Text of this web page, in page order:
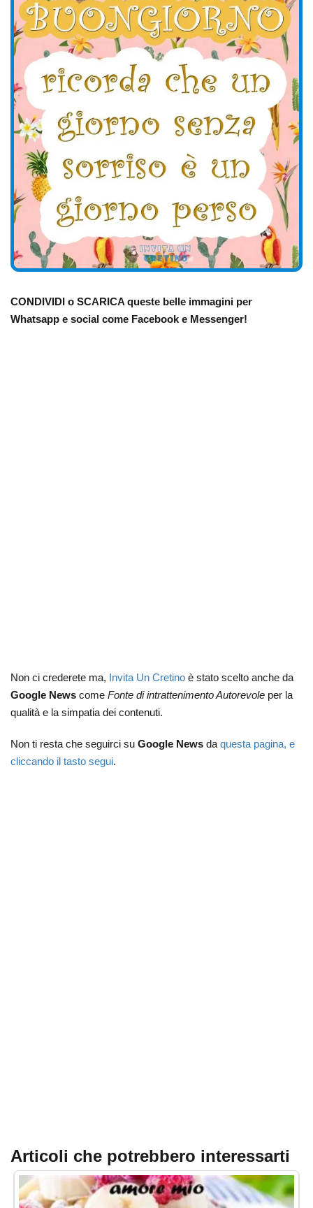
CONDIVIDI o SCARICA queste belle immagini per
Whatsapp e social come Facebook e Messenger!
Non ci crederete ma, Invita Un Cretino è stato scelto anche da
Google News come Fonte di intrattenimento Autorevole per la
qualità e la simpatia dei contenuti.
Non ti resta che seguirci su Google News da questa pagina, e
cliccando il tasto segui.
Articoli che potrebbero interessarti